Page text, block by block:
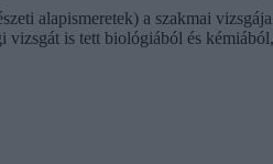
alapismeretek) a szakmai
is tett biológiából és